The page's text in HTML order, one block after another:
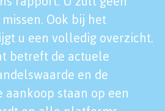
Ook bij het
u een volledig overzicht.
betreft de actuele
en de
aankoop staan op een